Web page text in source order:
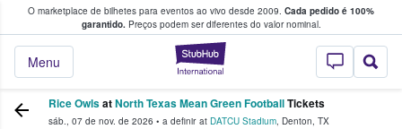
O marketplace de bilhetes para eventos ao vivo desde 2009. Cada pedido é 100%
garantido.Preços podem ser diferentes do valor nominal.
StubHub – onde
Menu
fãs compram e vendem bilhetes
Rice OwlsatNorth Texas Mean Green FootballTickets
sáb., 07 de nov. de 2026 • a definir at DATCU Stadium, Denton, TX